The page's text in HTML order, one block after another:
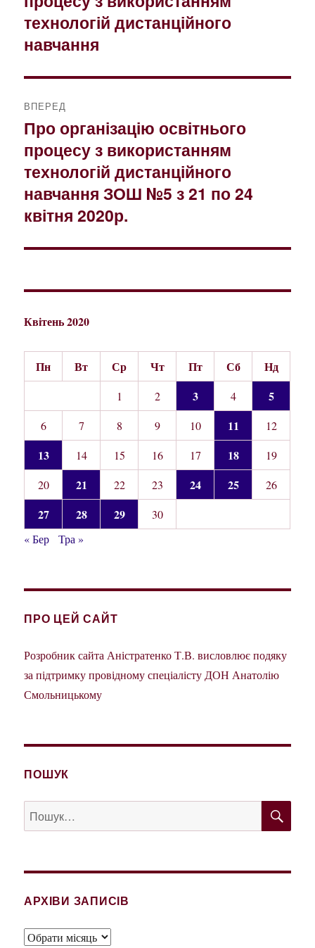
технологій дистанційного
навчання
ВПЕРЕД
Наступний
запис:
Про організацію освітнього
процесу з використанням
технологій дистанційного
навчання ЗОШ №5 з 21 по 24
квітня 2020р.
Квітень 2020
Пн Вт Ср Чт Пт Сб Нд
1 2 3 4 5
6 7 8 9 10 11 12
13 14 15 16 17 18
19
20
21 22 23 24 25 26
27 28 29
30
« Бер
Тра »
ПРО ЦЕЙ САЙТ
Розробник сайта Аністратенко Т.В. висловлює подяку
за підтримку провідному спеціалісту ДОН Анатолію
Смольницькому
ПОШУК
Пошук
за
АРХІВИ ЗАПИСІВ
Архіви